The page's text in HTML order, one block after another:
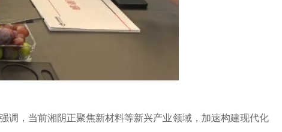
，当前湘阴正聚焦新材料等新兴产业领域，加速构建现代化